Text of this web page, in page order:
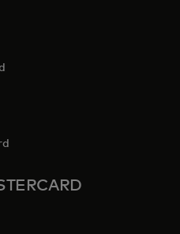
Registerkarte geöffnet
Registerkarte geöffnet